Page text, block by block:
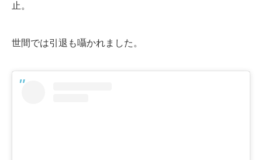
止。
世間では引退も囁かれました。